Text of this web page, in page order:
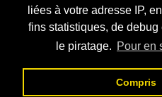
liées à votre adresse IP,
fins statistiques, de debug
le piratage. Pour en
Compris
Liens externes
Téléchargement
Contact